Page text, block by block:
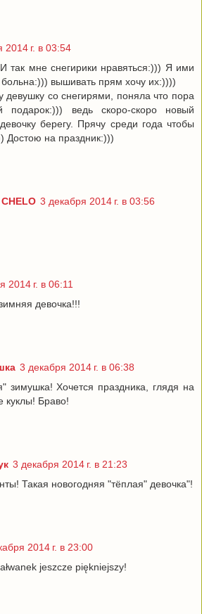
2014 г. в 03:54
так мне снегирики нравяться:))) Я ими
вышивать прям хочу их:))))
девушку со снегирями, поняла что пора
подарок:))) ведь скоро-скоро новый
берегу. Прячу среди года чтобы
Достою на праздник:)))
3 декабря 2014 г. в 03:56
2014 г. в 06:11
девочка!!!
3 декабря 2014 г. в 06:38
зимушка! Хочется праздника, глядя на
куклы! Браво!
3 декабря 2014 г. в 21:23
Такая новогодняя "тёплая" девочка"!
2014 г. в 23:00
jeszcze piękniejszy!